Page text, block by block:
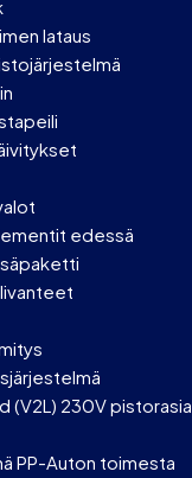
lataus
edessä
(V2L) 230V pistorasia
PP-Auton toimesta